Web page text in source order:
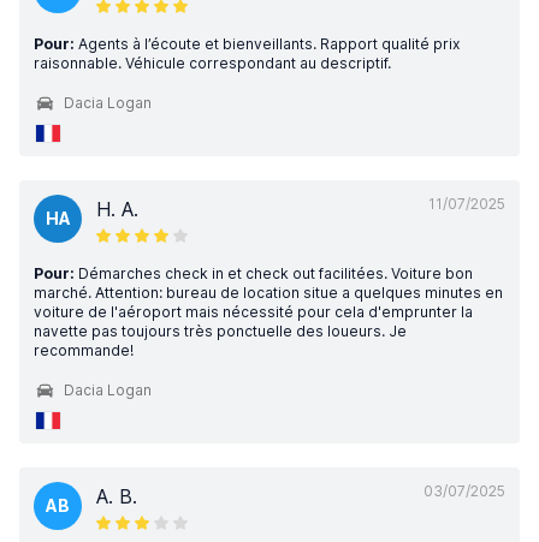
Pour: Agents à l’écoute et bienveillants. Rapport qualité prix
raisonnable. Véhicule correspondant au descriptif.
Dacia Logan
11/07/2025
HA H. A.
Pour: Démarches check in et check out facilitées. Voiture bon
marché. Attention: bureau de location situe a quelques minutes en
voiture de l'aéroport mais nécessité pour cela d'emprunter la
navette pas toujours très ponctuelle des loueurs. Je
recommande!
Dacia Logan
03/07/2025
AB A. B.